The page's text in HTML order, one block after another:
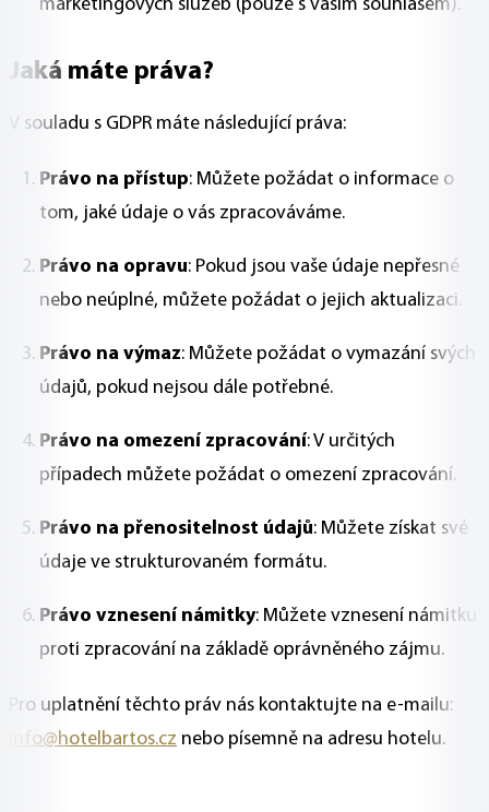
marketingových služeb (pouze s vaším souhlasem).
Jaká máte práva?
V souladu s GDPR máte následující práva:
Právo na přístup: Můžete požádat o informace o
tom, jaké údaje o vás zpracováváme.
Právo na opravu: Pokud jsou vaše údaje nepřesné
nebo neúplné, můžete požádat o jejich aktualizaci.
Právo na výmaz: Můžete požádat o vymazání svých
údajů, pokud nejsou dále potřebné.
Právo na omezení zpracování: V určitých
případech můžete požádat o omezení zpracování.
Právo na přenositelnost údajů: Můžete získat své
údaje ve strukturovaném formátu.
Právo vznesení námitky: Můžete vznesení námitku
proti zpracování na základě oprávněného zájmu.
Pro uplatnění těchto práv nás kontaktujte na e-mailu:
info@hotelbartos.cz nebo písemně na adresu hotelu.